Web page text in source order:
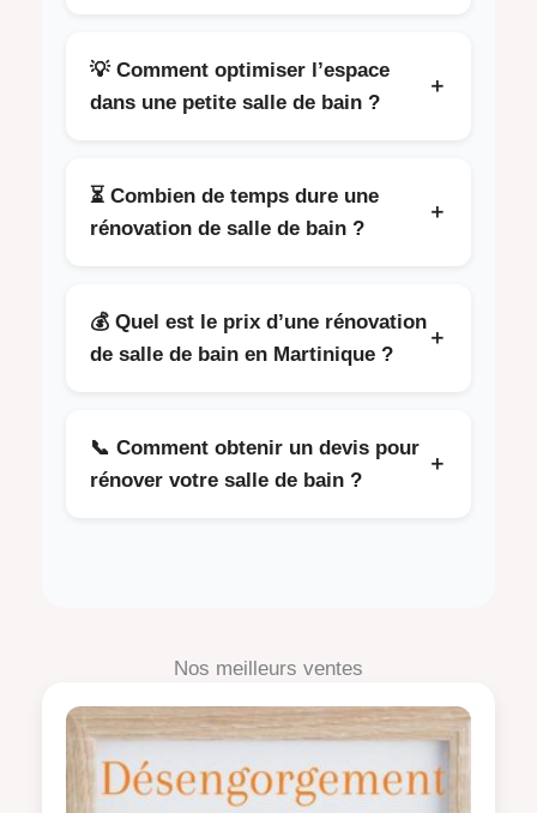
plomberie, évacuations, carrelage, installation
de douche, baignoire, WC suspendu,
meubles, électricité, éclairage LED, béton
💡 Comment optimiser l’espace
dans une petite salle de bain ?
＋
meubles suspendus, les niches murales, les
WC compacts, les miroirs lumineux et les
teintes claires pour maximiser l’espace et la
⏳ Combien de temps dure une
rénovation de salle de bain ?
＋
entre 7 et 15 jours selon l’ampleur des
travaux, l’état de l’existant et les équipements
choisis.
💰 Quel est le prix d’une rénovation
de salle de bain en Martinique ?
＋
plomberie. Nous proposons un devis gratuit
après visite technique pour un tarif clair, sans
📞 Comment obtenir un devis pour
rénover votre salle de bain ?
＋
Nos meilleurs ventes